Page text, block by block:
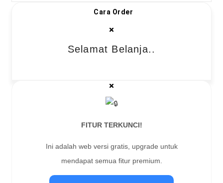
Cara Order
Selamat Belanja..
FITUR TERKUNCI!
Ini adalah web versi gratis, upgrade untuk
mendapat semua fitur premium.